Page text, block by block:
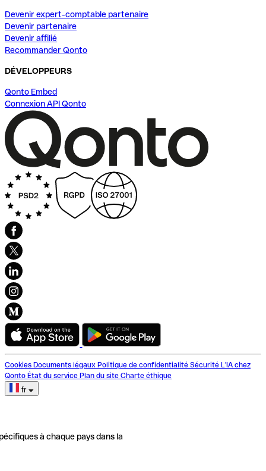
Devenir expert-comptable partenaire
Devenir partenaire
Devenir affilié
Recommander Qonto
DÉVELOPPEURS
Qonto Embed
Connexion API Qonto
Cookies Documents légaux Politique de confidentialité Sécurité L'IA chez
Qonto État du service Plan du site Charte éthique
fr
à chaque pays dans la